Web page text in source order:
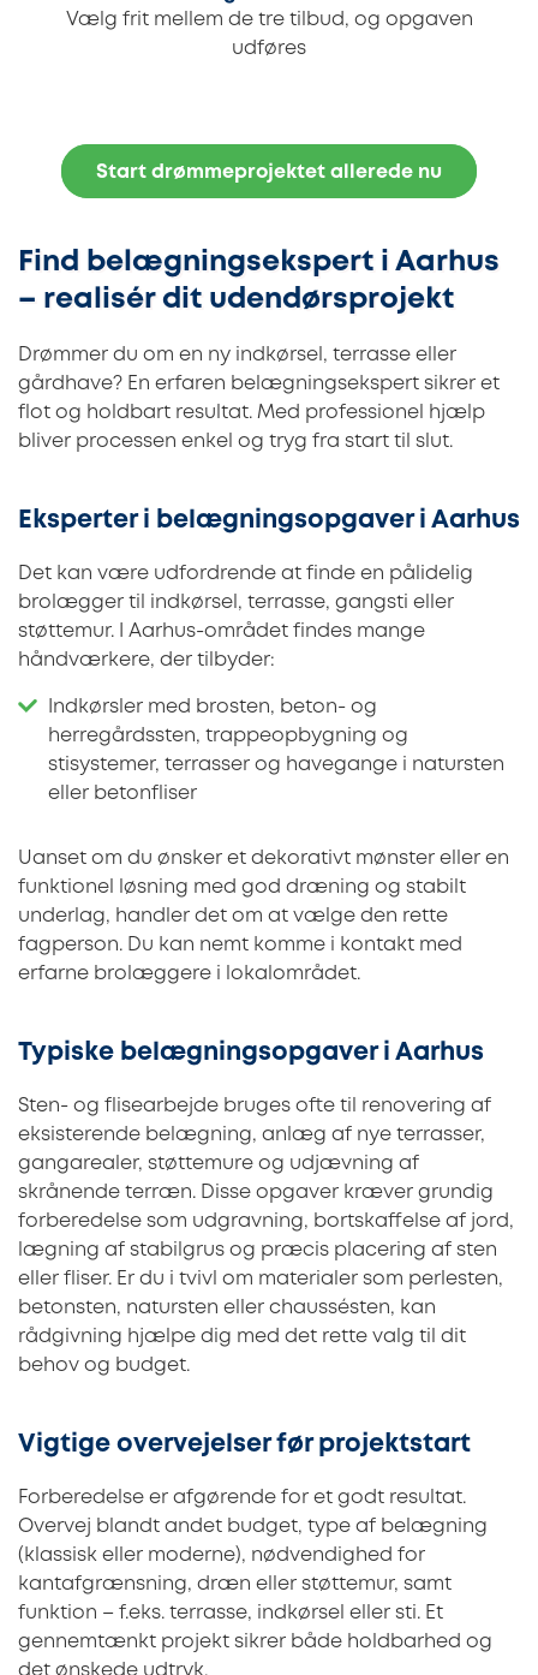
Vælg frit mellem de tre tilbud, og opgaven
udføres
Start drømmeprojektet allerede nu
Find belægningsekspert i Aarhus
– realisér dit udendørsprojekt
Drømmer du om en ny indkørsel, terrasse eller
gårdhave? En erfaren belægningsekspert sikrer et
flot og holdbart resultat. Med professionel hjælp
bliver processen enkel og tryg fra start til slut.
Eksperter i belægningsopgaver i Aarhus
Det kan være udfordrende at finde en pålidelig
brolægger til indkørsel, terrasse, gangsti eller
støttemur. I Aarhus-området findes mange
håndværkere, der tilbyder:
Indkørsler med brosten, beton- og
herregårdssten, trappeopbygning og
stisystemer, terrasser og havegange i natursten
eller betonfliser
Uanset om du ønsker et dekorativt mønster eller en
funktionel løsning med god dræning og stabilt
underlag, handler det om at vælge den rette
fagperson. Du kan nemt komme i kontakt med
erfarne brolæggere i lokalområdet.
Typiske belægningsopgaver i Aarhus
Sten- og flisearbejde bruges ofte til renovering af
eksisterende belægning, anlæg af nye terrasser,
gangarealer, støttemure og udjævning af
skrånende terræn. Disse opgaver kræver grundig
forberedelse som udgravning, bortskaffelse af jord,
lægning af stabilgrus og præcis placering af sten
eller fliser. Er du i tvivl om materialer som perlesten,
betonsten, natursten eller chaussésten, kan
rådgivning hjælpe dig med det rette valg til dit
behov og budget.
Vigtige overvejelser før projektstart
Forberedelse er afgørende for et godt resultat.
Overvej blandt andet budget, type af belægning
(klassisk eller moderne), nødvendighed for
kantafgrænsning, dræn eller støttemur, samt
funktion – f.eks. terrasse, indkørsel eller sti. Et
gennemtænkt projekt sikrer både holdbarhed og
det ønskede udtryk.